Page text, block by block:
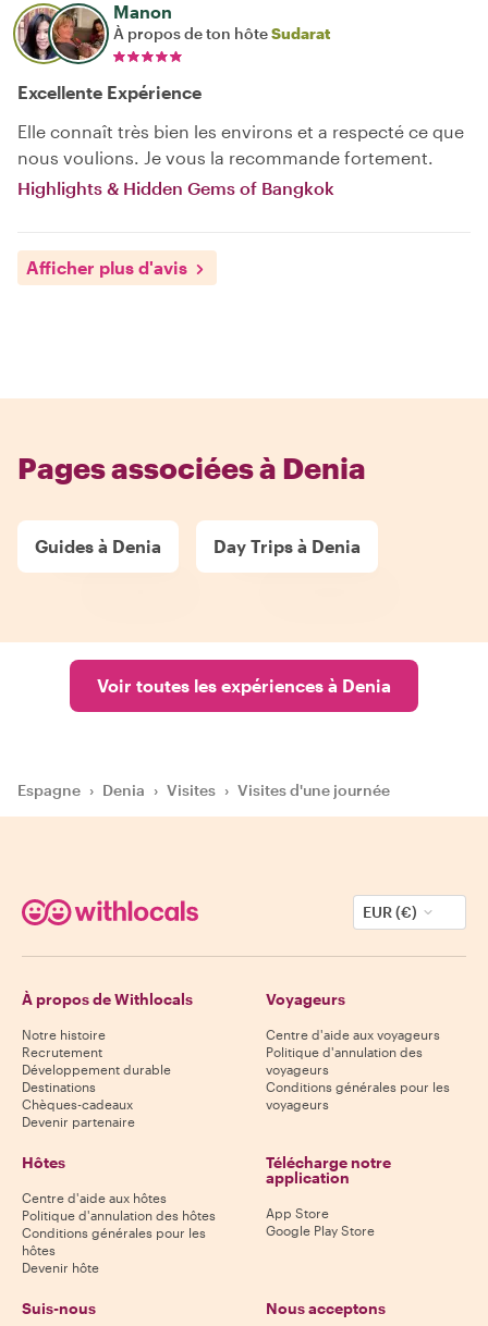
Manon
À propos de ton hôteSudarat
Excellente Expérience
Elle connaît très bien les environs et a respecté ce que
nous voulions. Je vous la recommande fortement.
Highlights & Hidden Gems of Bangkok
Afficher plus d'avis
Pages associées à Denia
Guides à Denia Day Trips à Denia
Voir toutes les expériences à Denia
Espagne › Denia › Visites › Visites d'une journée
EUR (€)
À propos de Withlocals
Notre histoire
Recrutement
Développement durable
Destinations
Chèques-cadeaux
Devenir partenaire
Voyageurs
Centre d'aide aux voyageurs
Politique d'annulation des
voyageurs
Conditions générales pour les
voyageurs
Hôtes
Centre d'aide aux hôtes
Politique d'annulation des hôtes
Conditions générales pour les
hôtes
Devenir hôte
Télécharge notre
application
App Store
Google Play Store
Suis-nous Nous acceptons